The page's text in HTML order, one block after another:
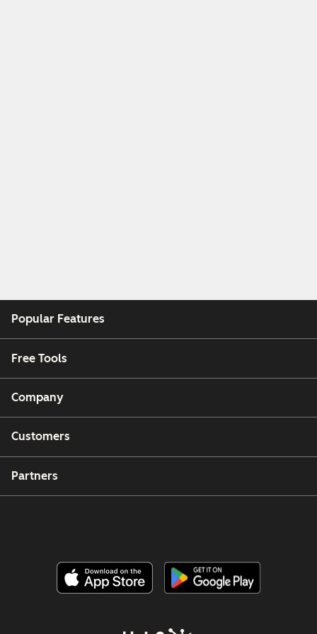
Popular Features
Free Tools
Company
Customers
Partners